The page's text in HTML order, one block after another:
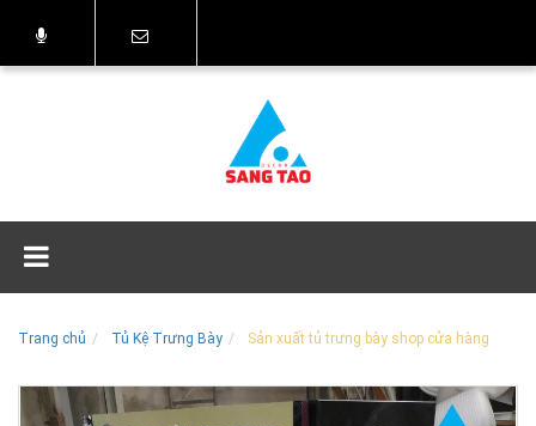
Trang chủ Tủ Kệ Trưng Bày Sản xuất tủ trưng bày shop cửa hàng